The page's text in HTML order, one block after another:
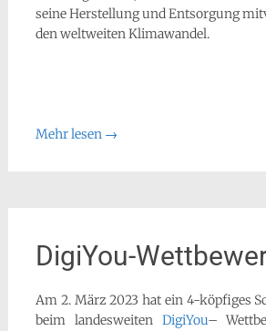
seine Herstellung und Entsorgung
den weltweiten Klimawandel.
Mehr lesen →
DigiYou-
Am 2. März 2023 hat ein 4-köpfiges
beim landesweiten DigiYou–